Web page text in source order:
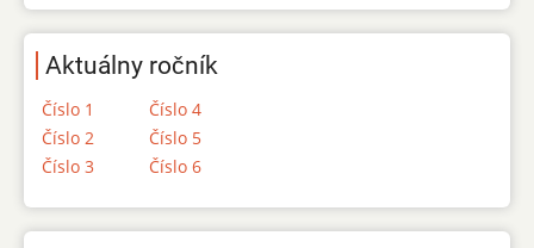
Aktuálny ročník
Číslo 1
Číslo 2
Číslo 3
Číslo 4
Číslo 5
Číslo 6